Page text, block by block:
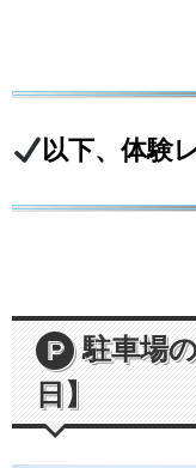
以下、体験
駐車場
日】